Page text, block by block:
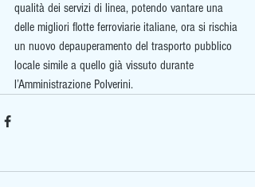
qualità dei servizi di linea, potendo vantare una
delle migliori flotte ferroviarie italiane, ora si rischia
un nuovo depauperamento del trasporto pubblico
locale simile a quello già vissuto durante
l’Amministrazione Polverini.